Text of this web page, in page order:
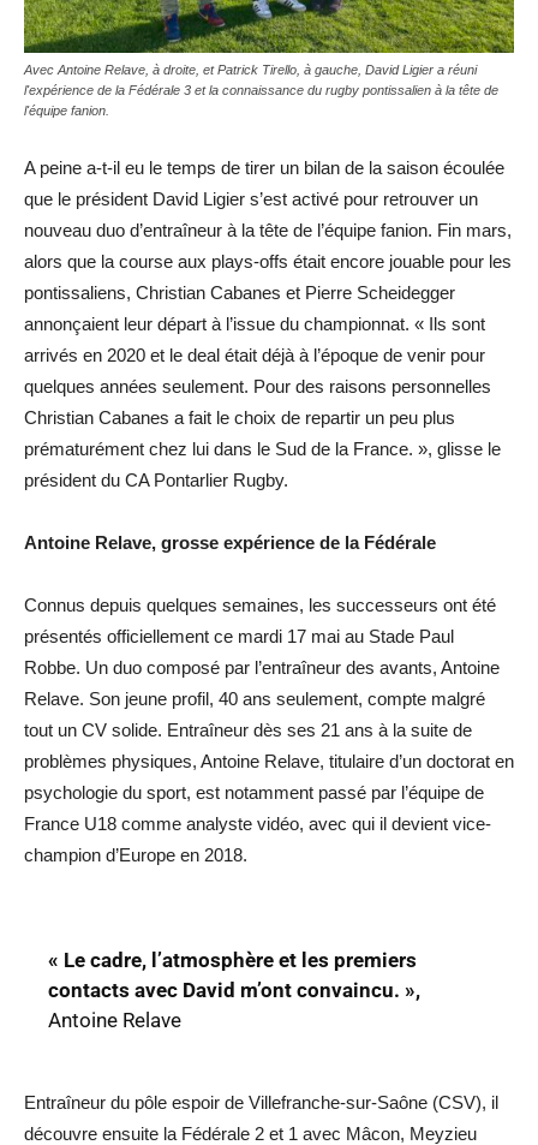
Avec Antoine Relave, à droite, et Patrick Tirello, à gauche, David Ligier a réuni
l'expérience de la Fédérale 3 et la connaissance du rugby pontissalien à la tête de
l'équipe fanion.
A peine a-t-il eu le temps de tirer un bilan de la saison écoulée
que le président David Ligier s’est activé pour retrouver un
nouveau duo d’entraîneur à la tête de l’équipe fanion. Fin mars,
alors que la course aux plays-offs était encore jouable pour les
pontissaliens, Christian Cabanes et Pierre Scheidegger
annonçaient leur départ à l’issue du championnat. « Ils sont
arrivés en 2020 et le deal était déjà à l’époque de venir pour
quelques années seulement. Pour des raisons personnelles
Christian Cabanes a fait le choix de repartir un peu plus
prématurément chez lui dans le Sud de la France. », glisse le
président du CA Pontarlier Rugby.
Antoine Relave, grosse expérience de la Fédérale
Connus depuis quelques semaines, les successeurs ont été
présentés officiellement ce mardi 17 mai au Stade Paul
Robbe. Un duo composé par l’entraîneur des avants, Antoine
Relave. Son jeune profil, 40 ans seulement, compte malgré
tout un CV solide. Entraîneur dès ses 21 ans à la suite de
problèmes physiques, Antoine Relave, titulaire d’un doctorat en
psychologie du sport, est notamment passé par l’équipe de
France U18 comme analyste vidéo, avec qui il devient vice-
champion d’Europe en 2018.
« Le cadre, l’atmosphère et les premiers
contacts avec David m’ont convaincu. »,
Antoine Relave
Entraîneur du pôle espoir de Villefranche-sur-Saône (CSV), il
découvre ensuite la Fédérale 2 et 1 avec Mâcon, Meyzieu